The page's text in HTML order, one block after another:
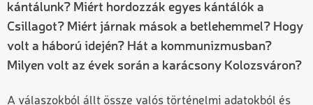
kántálunk? Miért hordozzák egyes kántálók a
Csillagot? Miért járnak mások a betlehemmel? Hogy
volt a háború idején? Hát a kommunizmusban?
Milyen volt az évek során a karácsony Kolozsváron?
A válaszokból állt össze valós történelmi adatokból és